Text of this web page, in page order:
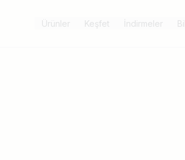
Ürünler Keşfet İndirmeler